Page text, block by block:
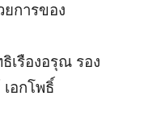
การของ
เรืองอรุณ รอง
เอกโพธิ์